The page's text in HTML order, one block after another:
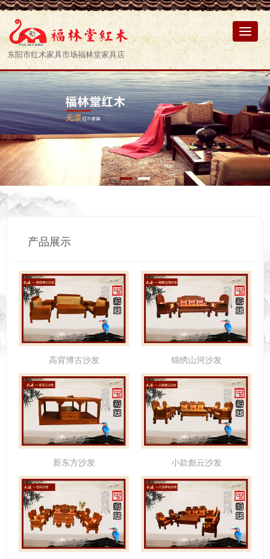
东阳市红木家具市场福林堂家具店
产品展示
高背博古沙发 锦绣山河沙发
新东方沙发 小款彪云沙发